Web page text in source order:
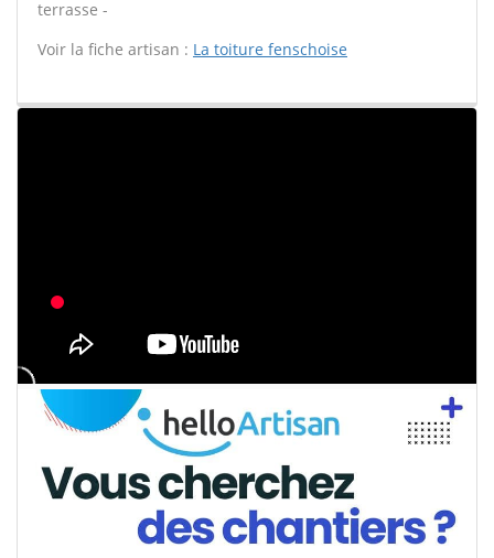
terrasse -
Voir la fiche artisan : La toiture fenschoise